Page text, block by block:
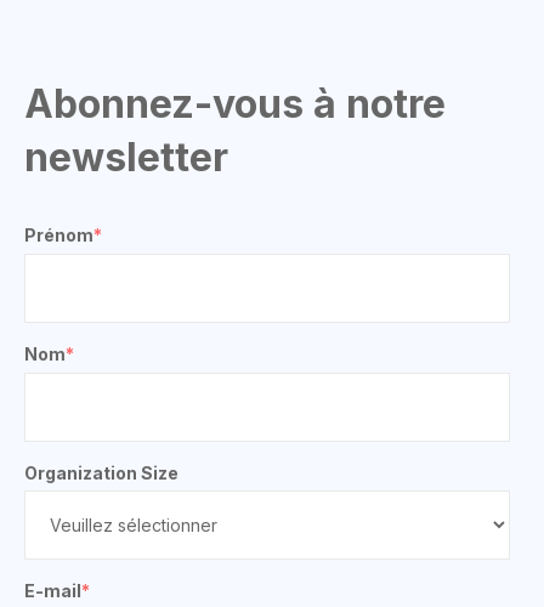
Abonnez-vous à notre
newsletter
Prénom*
Nom*
Organization Size
E-mail*